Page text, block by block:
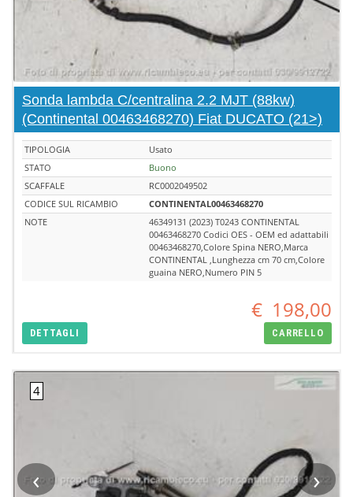
Sonda lambda C/centralina 2.2 MJT (88kw)
(Continental 00463468270) Fiat DUCATO (21>)
TIPOLOGIA
Usato
STATO
Buono
SCAFFALE
RC0002049502
CODICE SUL RICAMBIO
CONTINENTAL00463468270
NOTE
46349131 (2023) T0243 CONTINENTAL
00463468270 Codici OES - OEM ed adattabili
00463468270,Colore Spina NERO,Marca
CONTINENTAL ,Lunghezza cm 70 cm,Colore
guaina NERO,Numero PIN 5
€ 198,00
DETTAGLI CARRELLO
‹ ›